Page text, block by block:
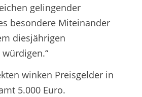
gelingender
besondere Miteinander
diesjährigen
winken Preisgelder in
5.000 Euro.